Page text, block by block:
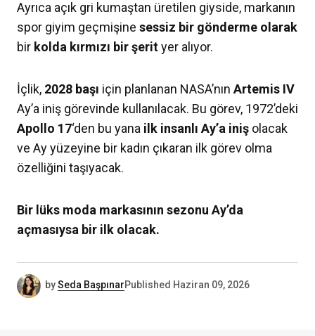
Ayrıca açık gri kumaştan üretilen giyside, markanın
spor giyim geçmişine sessiz bir gönderme olarak
bir kolda kırmızı bir şerityer alıyor.
İçlik, 2028 başı için planlanan NASA’nın Artemis IV
Ay’a iniş görevinde kullanılacak. Bu görev, 1972’deki
Apollo 17‘den bu yana ilk insanlı Ay’a iniş olacak
ve Ay yüzeyine bir kadın çıkaran ilk görev olma
özelliğini taşıyacak.
Bir lüks moda markasının sezonu Ay’da
açmasıysa bir ilk olacak.
bySeda BaşpınarPublished Haziran 09, 2026